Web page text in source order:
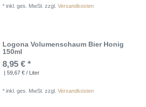
*inkl. ges. MwSt. zzgl.Versandkosten
Logona Volumenschaum Bier Honig
150ml
8,95 € *
| 59,67 € / Liter
*inkl. ges. MwSt. zzgl.Versandkosten